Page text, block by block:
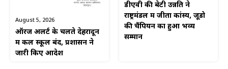
August 5, 2026
ऑरेंज अलर्ट के चलते देहरादून
में कल स्कूल बंद, प्रशासन ने
जारी किए आदेश
डीएवी की बेटी उन्नति ने
राष्ट्रमंडल में जीता कांस्य, जूडो
की चैंपियन का हुआ भव्य
सम्मान